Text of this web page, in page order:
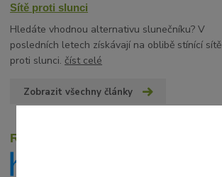
Sítě proti slunci
Hledáte vhodnou alternativu slunečníku? V
posledních letech získávají na oblibě stínící sítě
proti slunci.číst celé
Zobrazit všechny články
Recenze zákazníků